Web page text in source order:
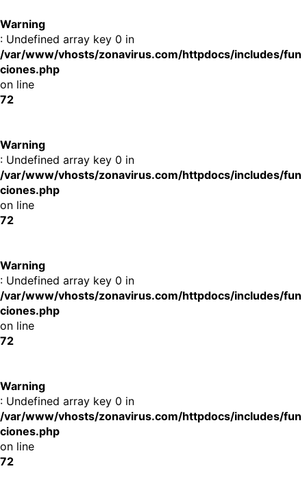
Warning
: Undefined array key 0 in
/var/www/vhosts/zonavirus.com/httpdocs/includes/fun
ciones.php
on line
72
Warning
: Undefined array key 0 in
/var/www/vhosts/zonavirus.com/httpdocs/includes/fun
ciones.php
on line
72
Warning
: Undefined array key 0 in
/var/www/vhosts/zonavirus.com/httpdocs/includes/fun
ciones.php
on line
72
Warning
: Undefined array key 0 in
/var/www/vhosts/zonavirus.com/httpdocs/includes/fun
ciones.php
on line
72